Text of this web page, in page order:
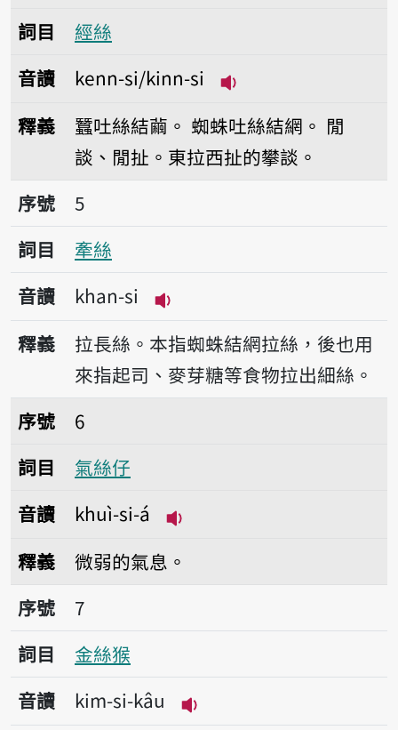
詞目
經絲
音讀
kenn-si/kinn-si
釋義 蠶吐絲結繭。 蜘蛛吐絲結網。 閒
談、閒扯。東拉西扯的攀談。
序號5牽絲
序號
5
詞目
牽絲
音讀
khan-si
播放音讀khan-si
釋義
拉長絲。本指蜘蛛結網拉絲，後也用
來指起司、麥芽糖等食物拉出細絲。
序號6氣絲仔
序號
6
詞目
氣絲仔
音讀
khuì-si-á
釋義
微弱的氣息。
序號7金絲猴
序號
7
詞目
金絲猴
音讀
kim-si-kâu